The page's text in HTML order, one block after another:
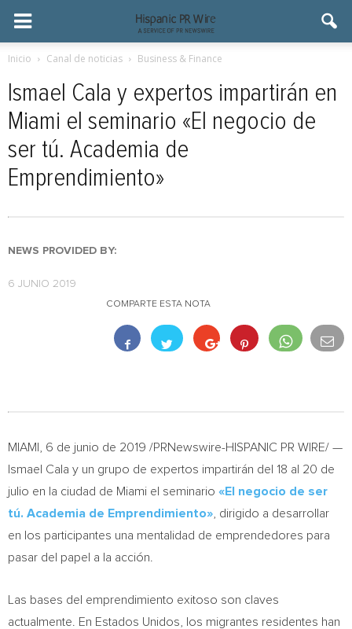
Inicio Canal de noticias Business & Finance
Ismael Cala y expertos impartirán en
Miami el seminario «El negocio de
ser tú. Academia de
Emprendimiento»
NEWS PROVIDED BY:
6 JUNIO 2019
COMPARTE ESTA NOTA
MIAMI
, 6 de junio de 2019 /PRNewswire-HISPANIC PR WIRE/ —
Ismael Cala y un grupo de expertos impartirán del 18 al 20 de
julio en la ciudad de Miami el seminario «El negocio de ser
tú. Academia de Emprendimiento» , dirigido a desarrollar
en los participantes una mentalidad de emprendedores para
pasar del papel a la acción.
Las bases del emprendimiento exitoso son claves
actualmente. En Estados Unidos, los migrantes residentes han